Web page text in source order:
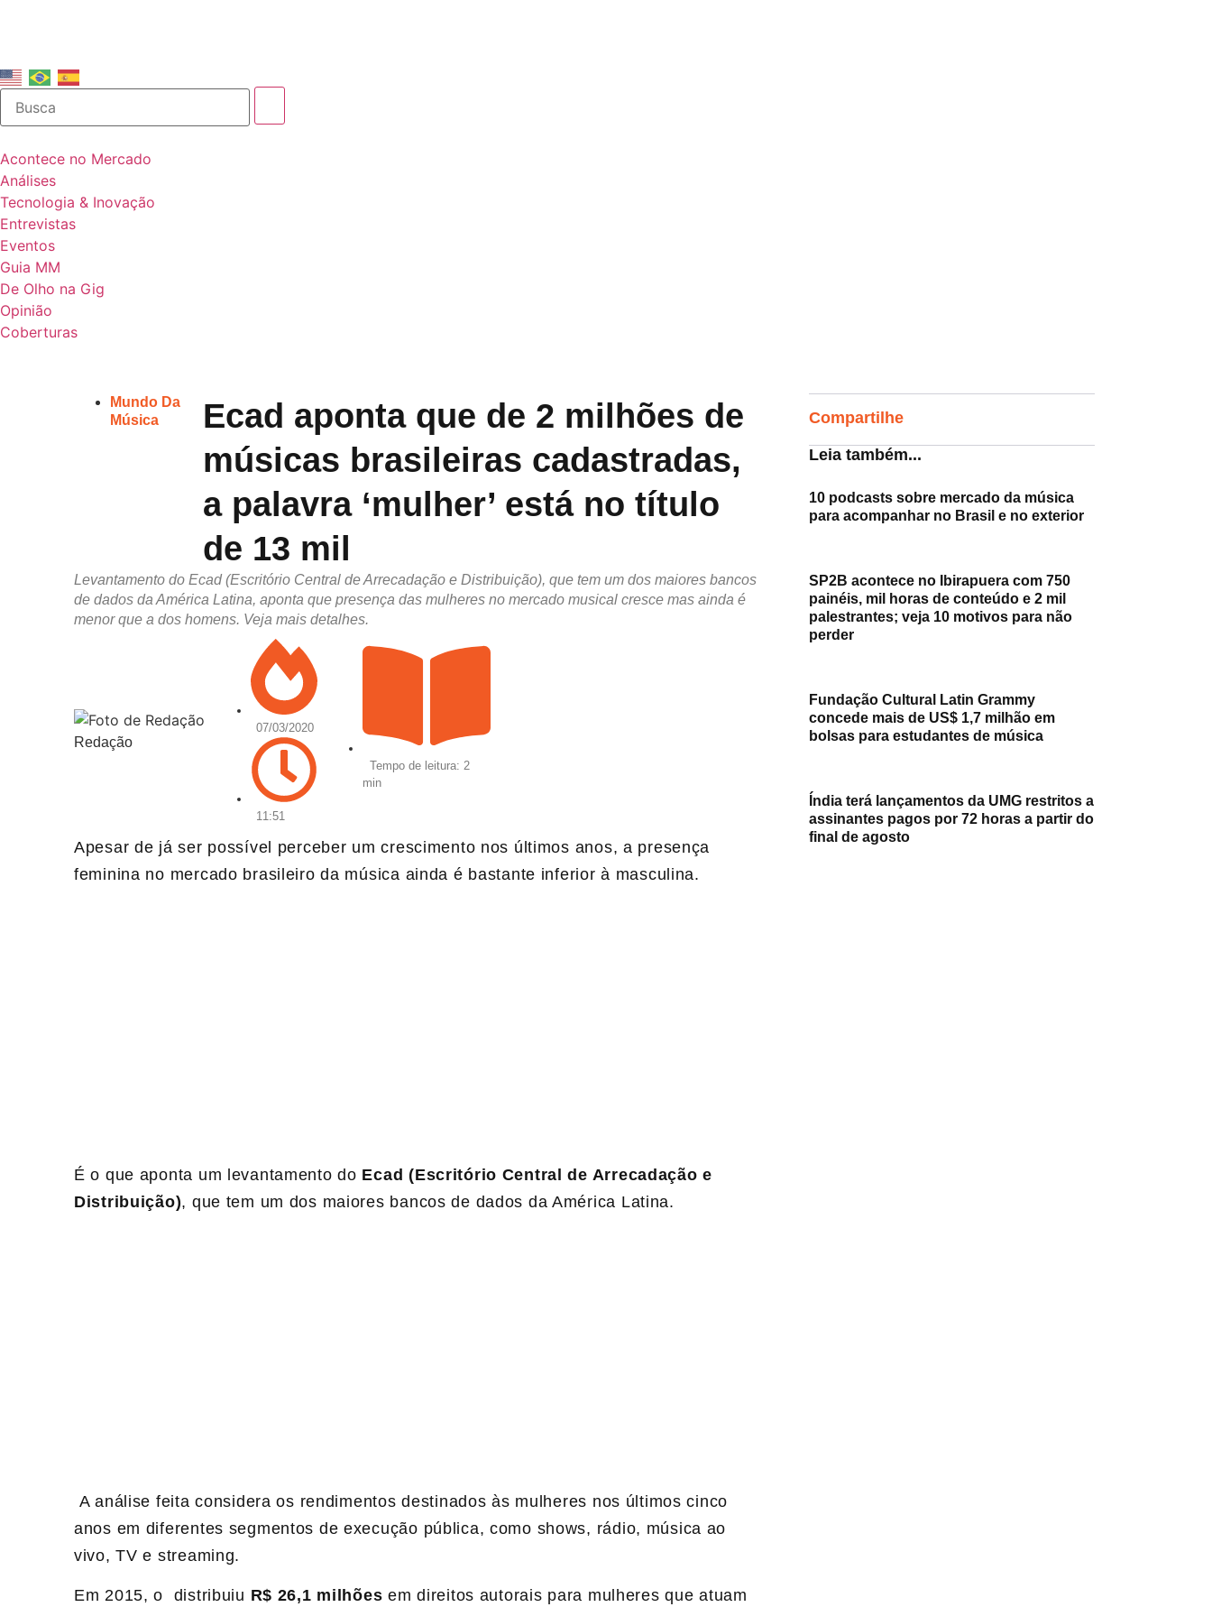
Acontece no Mercado
Análises
Tecnologia & Inovação
Entrevistas
Eventos
Guia MM
De Olho na Gig
Opinião
Coberturas
Mundo Da
Música
Ecad aponta que de 2 milhões de
músicas brasileiras cadastradas,
a palavra ‘mulher’ está no título
de 13 mil
Levantamento do Ecad (Escritório Central de Arrecadação e Distribuição), que tem um dos maiores bancos
de dados da América Latina, aponta que presença das mulheres no mercado musical cresce mas ainda é
menor que a dos homens. Veja mais detalhes.
Redação
07/03/2020
11:51
Tempo de leitura: 2
min
Apesar de já ser possível perceber um crescimento nos últimos anos, a presença
feminina no mercado brasileiro da música ainda é bastante inferior à masculina.
É o que aponta um levantamento do Ecad (Escritório Central de Arrecadação e
Distribuição), que tem um dos maiores bancos de dados da América Latina.
A análise feita considera os rendimentos destinados às mulheres nos últimos cinco
anos em diferentes segmentos de execução pública, como shows, rádio, música ao
vivo, TV e streaming.
Em 2015, o distribuiu R$ 26,1 milhões em direitos autorais para mulheres que atuam
Compartilhe
Leia também...
10 podcasts sobre mercado da música
para acompanhar no Brasil e no exterior
SP2B acontece no Ibirapuera com 750
painéis, mil horas de conteúdo e 2 mil
palestrantes; veja 10 motivos para não
perder
Fundação Cultural Latin Grammy
concede mais de US$ 1,7 milhão em
bolsas para estudantes de música
Índia terá lançamentos da UMG restritos a
assinantes pagos por 72 horas a partir do
final de agosto